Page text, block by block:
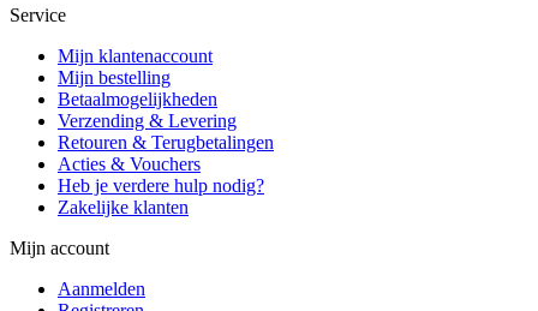
Service
Mijn klantenaccount
Mijn bestelling
Betaalmogelijkheden
Verzending & Levering
Retouren & Terugbetalingen
Acties & Vouchers
Heb je verdere hulp nodig?
Zakelijke klanten
Mijn account
Aanmelden